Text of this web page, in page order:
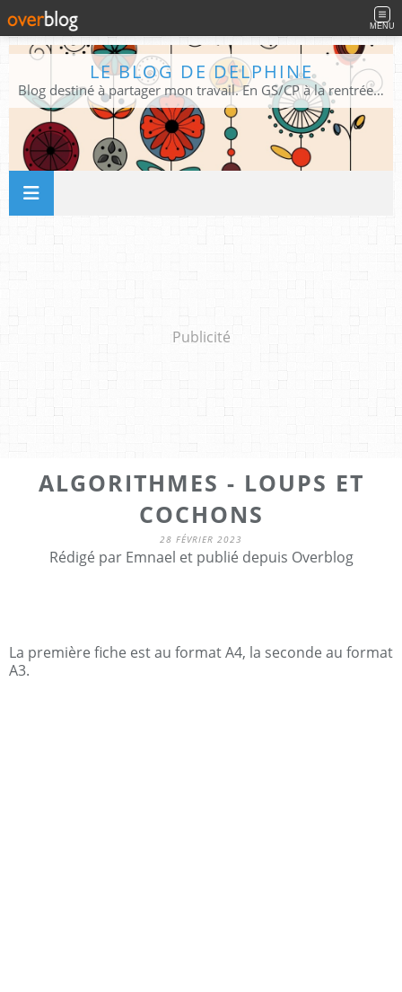
MENU
LE BLOG DE DELPHINE
Blog destiné à partager mon travail. En GS/CP à la rentrée 2026/2027 !
Publicité
ALGORITHMES - LOUPS ET
COCHONS
28 FÉVRIER 2023
Rédigé par Emnael et publié depuis Overblog
La première fiche est au format A4, la seconde au format
A3.